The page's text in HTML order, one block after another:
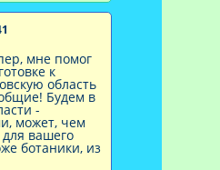
мне помог
к
область
Будем в
-
может, чем
вашего
ботаники, из